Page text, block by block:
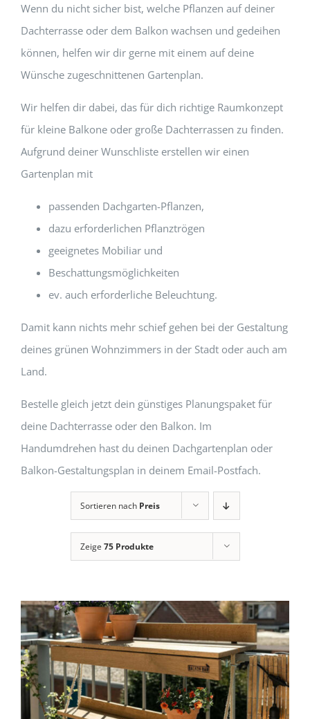
Wenn du nicht sicher bist, welche Pflanzen auf deiner
Dachterrasse oder dem Balkon wachsen und gedeihen
können, helfen wir dir gerne mit einem auf deine
Wünsche zugeschnittenen Gartenplan.
Wir helfen dir dabei, das für dich richtige Raumkonzept
für kleine Balkone oder große Dachterrassen zu finden.
Aufgrund deiner Wunschliste erstellen wir einen
Gartenplan mit
passenden Dachgarten-Pflanzen,
dazu erforderlichen Pflanztrögen
geeignetes Mobiliar und
Beschattungsmöglichkeiten
ev. auch erforderliche Beleuchtung.
Damit kann nichts mehr schief gehen bei der Gestaltung
deines grünen Wohnzimmers in der Stadt oder auch am
Land.
Bestelle gleich jetzt dein günstiges Planungspaket für
deine Dachterrasse oder den Balkon. Im
Handumdrehen hast du deinen Dachgartenplan oder
Balkon-Gestaltungsplan in deinem Email-Postfach.
Sortieren nach Preis
Zeige 75 Produkte